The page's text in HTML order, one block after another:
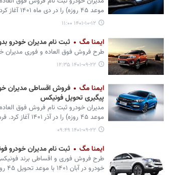
موعد ۴۵ روزه) را در دی ماه ۱۴۰۱ آغاز کرد. فرم ثبت نام اینترنتی از طریق سایت در دسترس است.
۱۴۰۱-۱۰-۱۲ ۱۱:۰۰
ایمنا مگ ثبت نام مدیران خودرو
طرح فروش فوق العاده و فوری مدیران خودرو در آذر ۱۴۰۱ با موعد تحویل
۱۴۰۱-۰۹-۲۲ ۱۲:۳۵
ایمنا مگ
پیگیری تحویل فونیکس
مدیران خودرو ثبت نام فروش فوق
موعد ۴۵ روزه) را در آذر ۱۴۰۱ آغاز کرد. فرم ثبت نام اینترنتی از طریق سایت در دسترس است.
۱۴۰۱-۰۹-۲۲ ۰۹:۴۹
ایمنا مگ ثبت نام مدیران
طرح فروش فوری و اقساطی برند فونیکس
خودرو در آبان ۱۴۰۱ با موعد تحویل ۴۵ روز کاری آغاز شد.